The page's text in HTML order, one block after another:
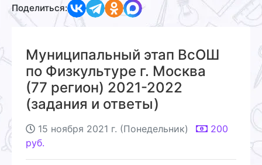
Поделиться:
Муниципальный этап ВсОШ
по Физкультуре г. Москва
(77 регион) 2021-2022
(задания и ответы)
15 ноября 2021 г. (Понедельник)
200
руб.